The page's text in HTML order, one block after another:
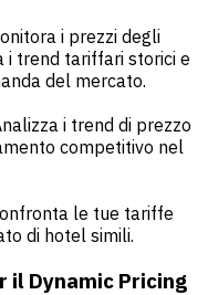
i prezzi degli
i trend tariffari storici e
del mercato.
i trend di prezzo
competitivo nel
le tue tariffe
di hotel simili.
il Dynamic Pricing